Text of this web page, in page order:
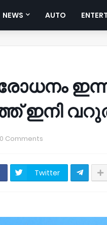
NEWS AUTO
ഇനി
0 Comments
Twitter